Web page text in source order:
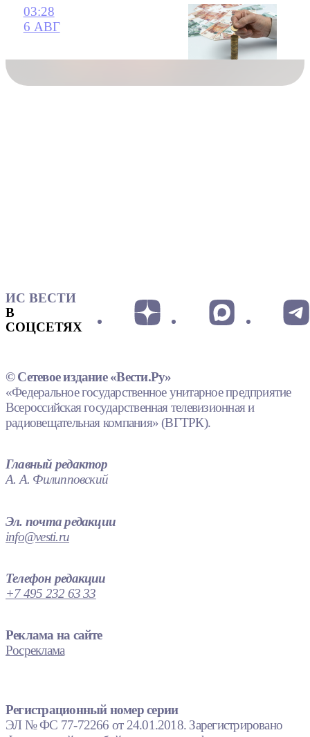
03:28
6 АВГ
ИС ВЕСТИ
В
СОЦСЕТЯХ
© Сетевое издание «Вести.Ру»
«Федеральное государственное унитарное предприятие
Всероссийская государственная телевизионная и
радиовещательная компания» (ВГТРК).
Главный редактор
А. А. Филипповский
Эл. почта редакции
info@vesti.ru
Телефон редакции
+7 495 232 63 33
Реклама на сайте
Росреклама
Регистрационный номер серии
ЭЛ № ФС 77-72266 от 24.01.2018. Зарегистрировано